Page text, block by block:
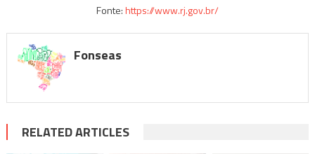
Fonte:https://www.rj.gov.br/
Fonseas
RELATED ARTICLES